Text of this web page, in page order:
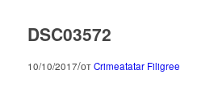
DSC03572
10/10/2017/отCrimeatatar Filigree